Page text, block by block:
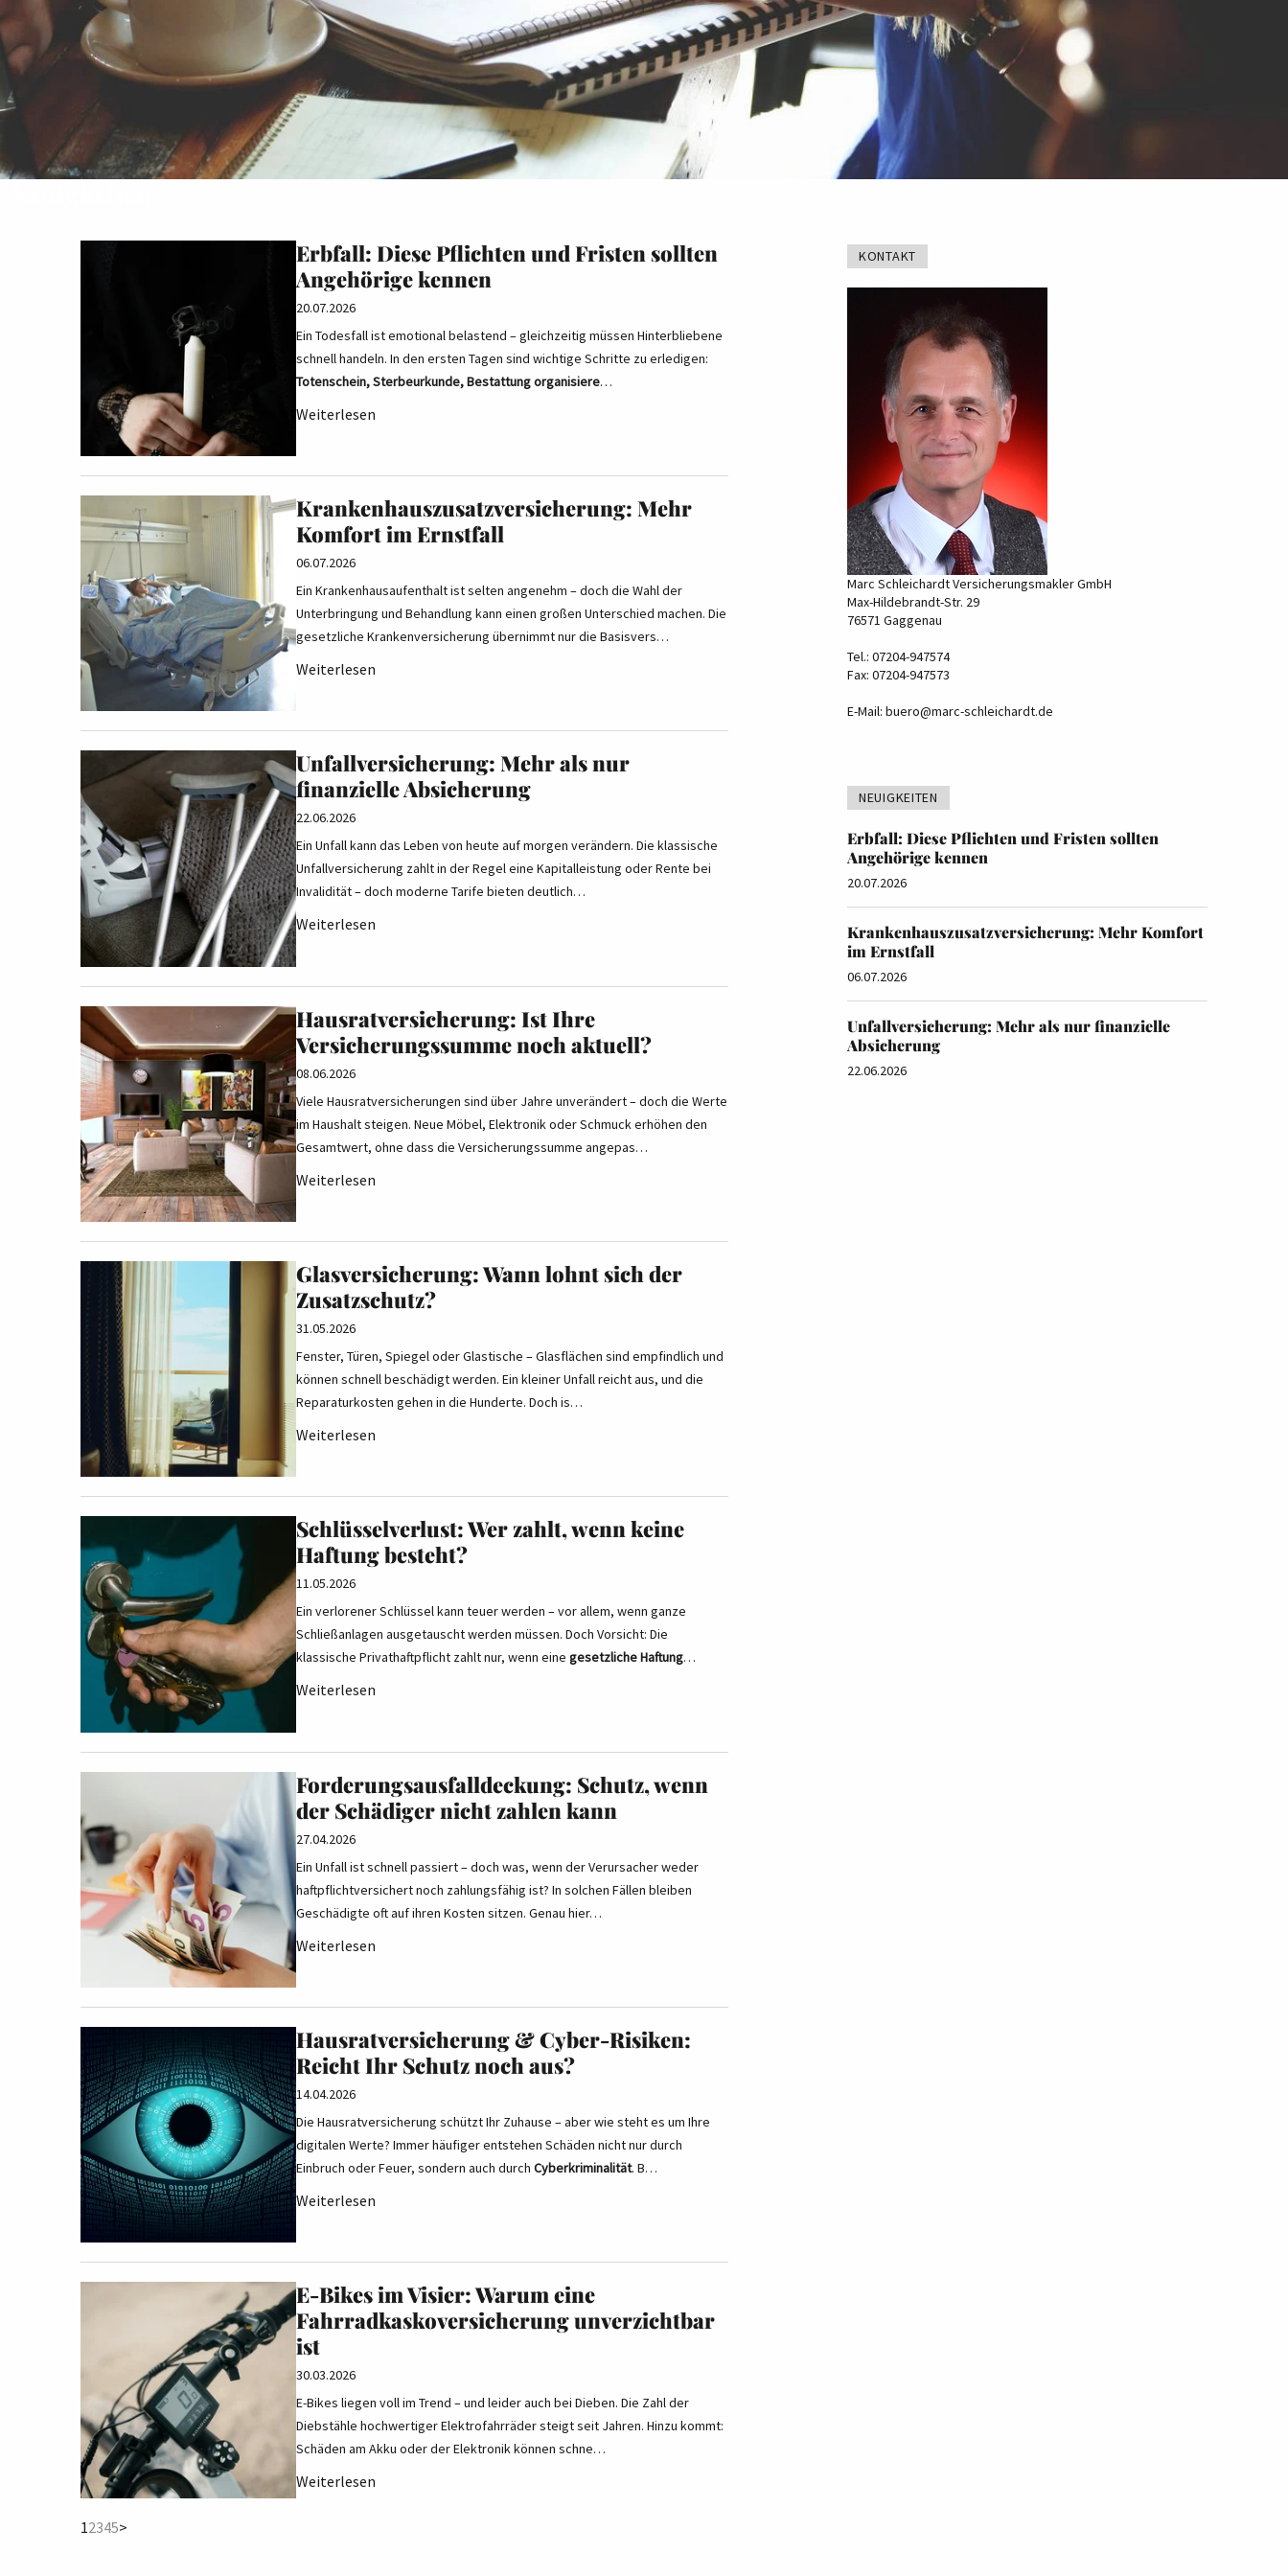
Erbfall: Diese Pflichten und Fristen sollten
Angehörige kennen
20.07.2026
Ein Todesfall ist emotional belastend – gleichzeitig müssen Hinterbliebene
schnell handeln. In den ersten Tagen sind wichtige Schritte zu erledigen:
Totenschein, Sterbeurkunde, Bestattung organisiere…
Weiterlesen
Krankenhauszusatzversicherung: Mehr
Komfort im Ernstfall
06.07.2026
Ein Krankenhausaufenthalt ist selten angenehm – doch die Wahl der
Unterbringung und Behandlung kann einen großen Unterschied machen. Die
gesetzliche Krankenversicherung übernimmt nur die Basisvers…
Weiterlesen
Unfallversicherung: Mehr als nur
finanzielle Absicherung
22.06.2026
Ein Unfall kann das Leben von heute auf morgen verändern. Die klassische
Unfallversicherung zahlt in der Regel eine Kapitalleistung oder Rente bei
Invalidität – doch moderne Tarife bieten deutlich…
Weiterlesen
Hausratversicherung: Ist Ihre
Versicherungssumme noch aktuell?
08.06.2026
Viele Hausratversicherungen sind über Jahre unverändert – doch die Werte
im Haushalt steigen. Neue Möbel, Elektronik oder Schmuck erhöhen den
Gesamtwert, ohne dass die Versicherungssumme angepas…
Weiterlesen
Glasversicherung: Wann lohnt sich der
Zusatzschutz?
31.05.2026
Fenster, Türen, Spiegel oder Glastische – Glasflächen sind empfindlich und
können schnell beschädigt werden. Ein kleiner Unfall reicht aus, und die
Reparaturkosten gehen in die Hunderte. Doch is…
Weiterlesen
Schlüsselverlust: Wer zahlt, wenn keine
Haftung besteht?
11.05.2026
Ein verlorener Schlüssel kann teuer werden – vor allem, wenn ganze
Schließanlagen ausgetauscht werden müssen. Doch Vorsicht: Die
klassische Privathaftpflicht zahlt nur, wenn einegesetzliche Haftung…
Weiterlesen
Forderungsausfalldeckung: Schutz, wenn
der Schädiger nicht zahlen kann
27.04.2026
Ein Unfall ist schnell passiert – doch was, wenn der Verursacher weder
haftpflichtversichert noch zahlungsfähig ist? In solchen Fällen bleiben
Geschädigte oft auf ihren Kosten sitzen. Genau hier…
Weiterlesen
Hausratversicherung & Cyber-Risiken:
Reicht Ihr Schutz noch aus?
14.04.2026
Die Hausratversicherung schützt Ihr Zuhause – aber wie steht es um Ihre
digitalen Werte? Immer häufiger entstehen Schäden nicht nur durch
Einbruch oder Feuer, sondern auch durchCyberkriminalität. B…
Weiterlesen
E-Bikes im Visier: Warum eine
Fahrradkaskoversicherung unverzichtbar
ist
30.03.2026
E-Bikes liegen voll im Trend – und leider auch bei Dieben. Die Zahl der
Diebstähle hochwertiger Elektrofahrräder steigt seit Jahren. Hinzu kommt:
Schäden am Akku oder der Elektronik können schne…
Weiterlesen
1(current)
2345>
KONTAKT
Marc Schleichardt Versicherungsmakler GmbH
Max-Hildebrandt-Str. 29
76571 Gaggenau
Tel.: 07204-947574
Fax: 07204-947573
E-Mail: buero@marc-schleichardt.de
NEUIGKEITEN
Erbfall: Diese Pflichten und Fristen sollten
Angehörige kennen
20.07.2026
Krankenhauszusatzversicherung: Mehr Komfort
im Ernstfall
06.07.2026
Unfallversicherung: Mehr als nur finanzielle
Absicherung
22.06.2026